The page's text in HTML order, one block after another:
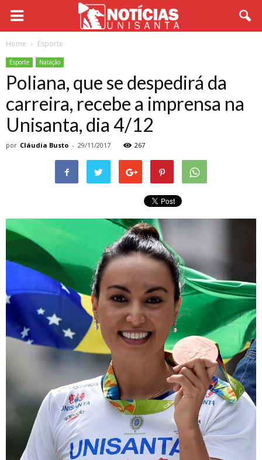
Home Esporte
Esporte Natação
Poliana, que se despedirá da
carreira, recebe a imprensa na
Unisanta, dia 4/12
por Cláudia Busto - 29/11/2017 267